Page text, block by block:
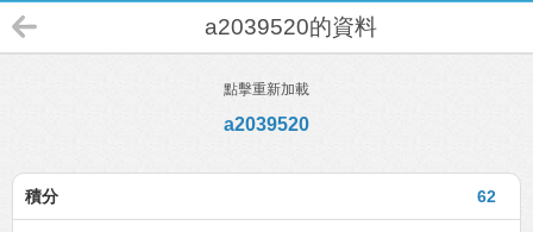
a2039520的資料
點擊重新加載
a2039520
62
積分